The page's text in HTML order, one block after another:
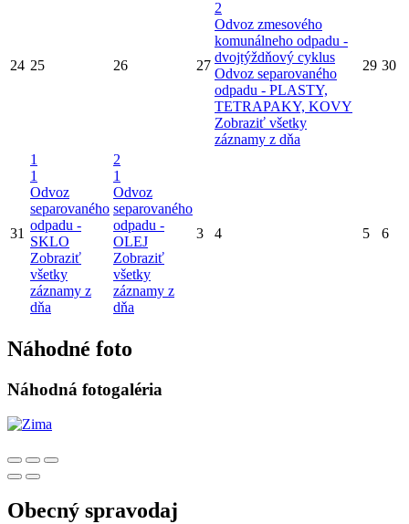
24 25 26 27
2
Odvoz zmesového
komunálneho odpadu -
dvojtýždňový cyklus
Odvoz separovaného
odpadu - PLASTY,
TETRAPAKY, KOVY
Zobraziť všetky
záznamy z dňa
29 30
31
1
1
Odvoz
separovaného
odpadu -
SKLO
Zobraziť
všetky
záznamy z
dňa
2
1
Odvoz
separovaného
odpadu -
OLEJ
Zobraziť
všetky
záznamy z
dňa
3 4 5 6
Náhodné foto
Náhodná fotogaléria
Obecný spravodaj